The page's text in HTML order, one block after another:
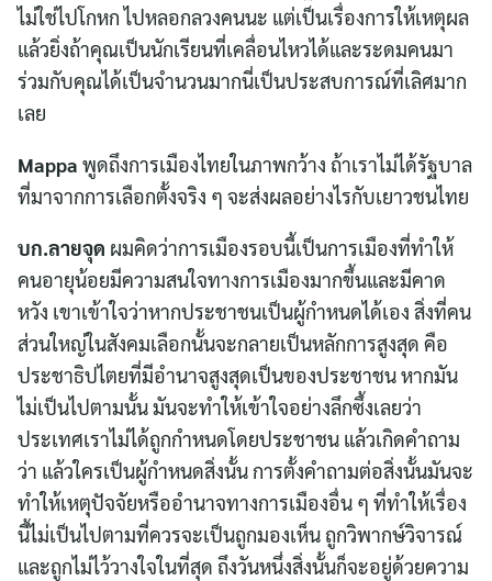
ไม่ใช่ไปโกหก ไปหลอกลวงคนนะ แต่เป็นเรื่องการให้เหตุผล
แล้วยิ่งถ้าคุณเป็นนักเรียนที่เคลื่อนไหวได้และระดมคนมา
ร่วมกับคุณได้เป็นจำนวนมากนี่เป็นประสบการณ์ที่เลิศมาก
เลย
Mappa พูดถึงการเมืองไทยในภาพกว้าง ถ้าเราไม่ได้รัฐบาล
ที่มาจากการเลือกตั้งจริง ๆ จะส่งผลอย่างไรกับเยาวชนไทย
บก.ลายจุด ผมคิดว่าการเมืองรอบนี้เป็นการเมืองที่ทำให้
คนอายุน้อยมีความสนใจทางการเมืองมากขึ้นและมีคาด
หวัง เขาเข้าใจว่าหากประชาชนเป็นผู้กำหนดได้เอง สิ่งที่คน
ส่วนใหญ่ในสังคมเลือกนั้นจะกลายเป็นหลักการสูงสุด คือ
ประชาธิปไตยที่มีอำนาจสูงสุดเป็นของประชาชน หากมัน
ไม่เป็นไปตามนั้น มันจะทำให้เข้าใจอย่างลึกซึ้งเลยว่า
ประเทศเราไม่ได้ถูกกำหนดโดยประชาชน แล้วเกิดคำถาม
ว่า แล้วใครเป็นผู้กำหนดสิ่งนั้น การตั้งคำถามต่อสิ่งนั้นมันจะ
ทำให้เหตุปัจจัยหรืออำนาจทางการเมืองอื่น ๆ ที่ทำให้เรื่อง
นี้ไม่เป็นไปตามที่ควรจะเป็นถูกมองเห็น ถูกวิพากษ์วิจารณ์
และถูกไม่ไว้วางใจในที่สุด ถึงวันหนึ่งสิ่งนั้นก็จะอยู่ด้วยความ